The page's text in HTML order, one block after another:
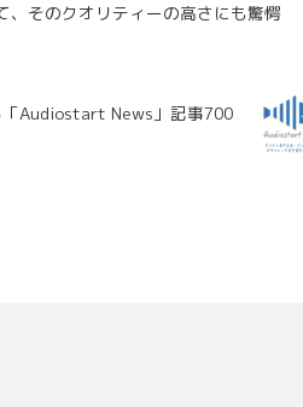
、そのクオリティーの高さにも驚愕
「Audiostart News」記事700